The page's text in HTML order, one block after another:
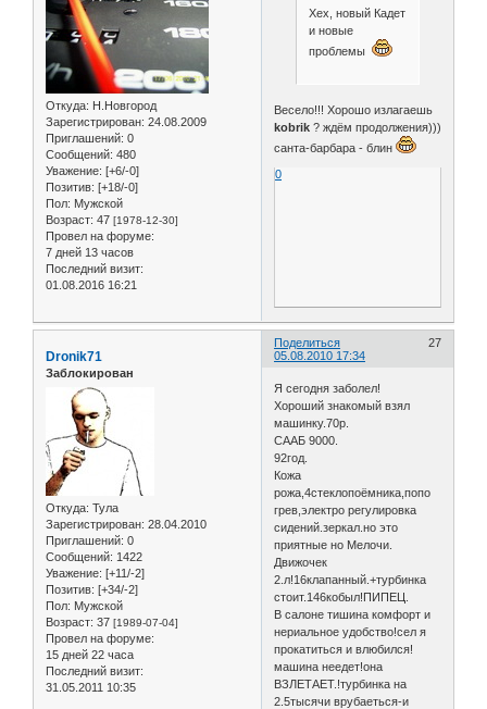
Откуда: Н.Новгород
Зарегистрирован: 24.08.2009
Приглашений: 0
Сообщений: 480
Уважение: [+6/-0]
Позитив: [+18/-0]
Пол: Мужской
Возраст: 47 [1978-12-30]
Провел на форуме:
7 дней 13 часов
Последний визит:
01.08.2016 16:21
Хех, новый Кадет
и новые
проблемы
Весело!!! Хорошо излагаешь
kobrik? ждём продолжения)))
санта-барбара - блин
0
Поделиться
27
05.08.2010 17:34
Dronik71
Заблокирован
Откуда: Тула
Зарегистрирован: 28.04.2010
Приглашений: 0
Сообщений: 1422
Уважение: [+11/-2]
Позитив: [+34/-2]
Пол: Мужской
Возраст: 37 [1989-07-04]
Провел на форуме:
15 дней 22 часа
Последний визит:
31.05.2011 10:35
Я сегодня заболел!
Хороший знакомый взял
машинку.70р.
СААБ 9000.
92год.
Кожа
рожа,4стеклопоёмника,попо
грев,электро регулировка
сидений.зеркал.но это
приятные но Мелочи.
Движочек
2.л!16клапанный.+турбинка
стоит.146кобыл!ПИПЕЦ.
В салоне тишина комфорт и
нериальное удобство!сел я
прокатиться и влюбился!
машина неедет!она
ВЗЛЕТАЕТ.!турбинка на
2.5тысячи врубаеться-и